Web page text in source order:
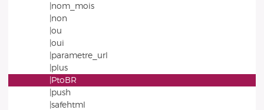
|nom_mois
|non
|ou
|oui
|parametre_url
|plus
|PtoBR
|push
|safehtml